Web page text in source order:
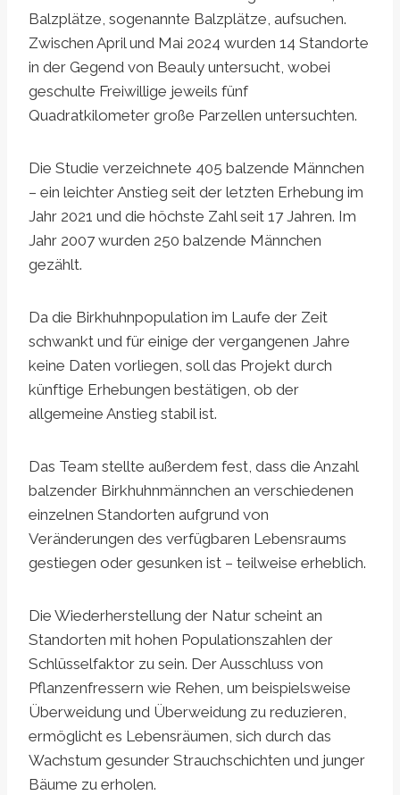
Balzplätze, sogenannte Balzplätze, aufsuchen.
Zwischen April und Mai 2024 wurden 14 Standorte
in der Gegend von Beauly untersucht, wobei
geschulte Freiwillige jeweils fünf
Quadratkilometer große Parzellen untersuchten.
Die Studie verzeichnete 405 balzende Männchen
– ein leichter Anstieg seit der letzten Erhebung im
Jahr 2021 und die höchste Zahl seit 17 Jahren. Im
Jahr 2007 wurden 250 balzende Männchen
gezählt.
Da die Birkhuhnpopulation im Laufe der Zeit
schwankt und für einige der vergangenen Jahre
keine Daten vorliegen, soll das Projekt durch
künftige Erhebungen bestätigen, ob der
allgemeine Anstieg stabil ist.
Das Team stellte außerdem fest, dass die Anzahl
balzender Birkhuhnmännchen an verschiedenen
einzelnen Standorten aufgrund von
Veränderungen des verfügbaren Lebensraums
gestiegen oder gesunken ist – teilweise erheblich.
Die Wiederherstellung der Natur scheint an
Standorten mit hohen Populationszahlen der
Schlüsselfaktor zu sein. Der Ausschluss von
Pflanzenfressern wie Rehen, um beispielsweise
Überweidung und Überweidung zu reduzieren,
ermöglicht es Lebensräumen, sich durch das
Wachstum gesunder Strauchschichten und junger
Bäume zu erholen.